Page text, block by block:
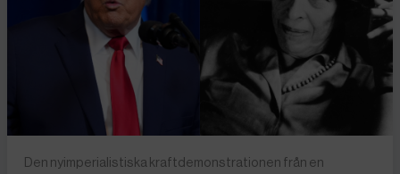
Den nyimperialistiska kraftdemonstrationen från en